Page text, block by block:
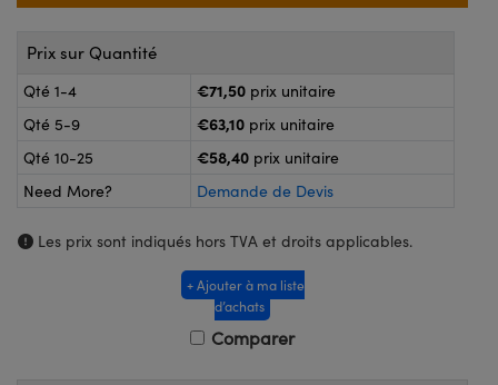
ou Coupleurs
Poche ou à Mesure Directe
: Microscopie
: Caméras
Lightpath
Prix sur Quantité
Qté 1-4 €71,50 prix unitaire
Qté 5-9
€63,10 prix unitaire
Qté 10-25
€58,40 prix unitaire
Need More?
Demande de Devis
Les prix sont indiqués hors TVA et droits applicables.
+ Ajouter à ma liste
d’achats
Comparer